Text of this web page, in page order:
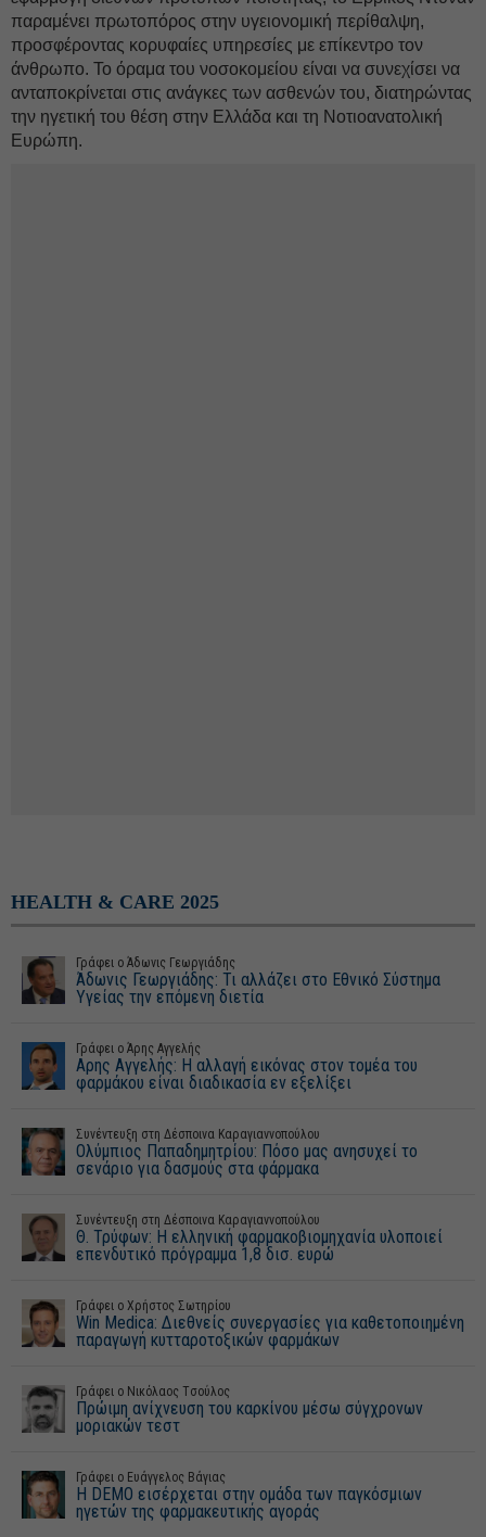
παραμένει πρωτοπόρος στην υγειονομική περίθαλψη,
προσφέροντας κορυφαίες υπηρεσίες με επίκεντρο τον
άνθρωπο. Το όραμα του νοσοκομείου είναι να συνεχίσει να
ανταποκρίνεται στις ανάγκες των ασθενών του, διατηρώντας
την ηγετική του θέση στην Ελλάδα και τη Νοτιοανατολική
Ευρώπη.
HEALTH & CARE 2025
Γράφει o Άδωνις Γεωργιάδης
Άδωνις Γεωργιάδης: Τι αλλάζει στο Εθνικό Σύστημα
Υγείας την επόμενη διετία
Γράφει ο Άρης Αγγελής
Aρης Αγγελής: Η αλλαγή εικόνας στον τομέα του
φαρμάκου είναι διαδικασία εν εξελίξει
Συνέντευξη στη Δέσποινα Καραγιαννοπούλου
Ολύμπιος Παπαδημητρίου: Πόσο μας ανησυχεί το
σενάριο για δασμούς στα φάρμακα
Συνέντευξη στη Δέσποινα Καραγιαννοπούλου
Θ. Τρύφων: Η ελληνική φαρμακοβιομηχανία υλοποιεί
επενδυτικό πρόγραμμα 1,8 δισ. ευρώ
Γράφει o Χρήστος Σωτηρίου
Win Medica: Διεθνείς συνεργασίες για καθετοποιημένη
παραγωγή κυτταροτοξικών φαρμάκων
Γράφει ο Νικόλαος Tσούλος
Πρώιμη ανίχνευση του καρκίνου μέσω σύγχρονων
μοριακών τεστ
Γράφει o Ευάγγελος Βάγιας
Η DEMO εισέρχεται στην ομάδα των παγκόσμιων
ηγετών της φαρμακευτικής αγοράς